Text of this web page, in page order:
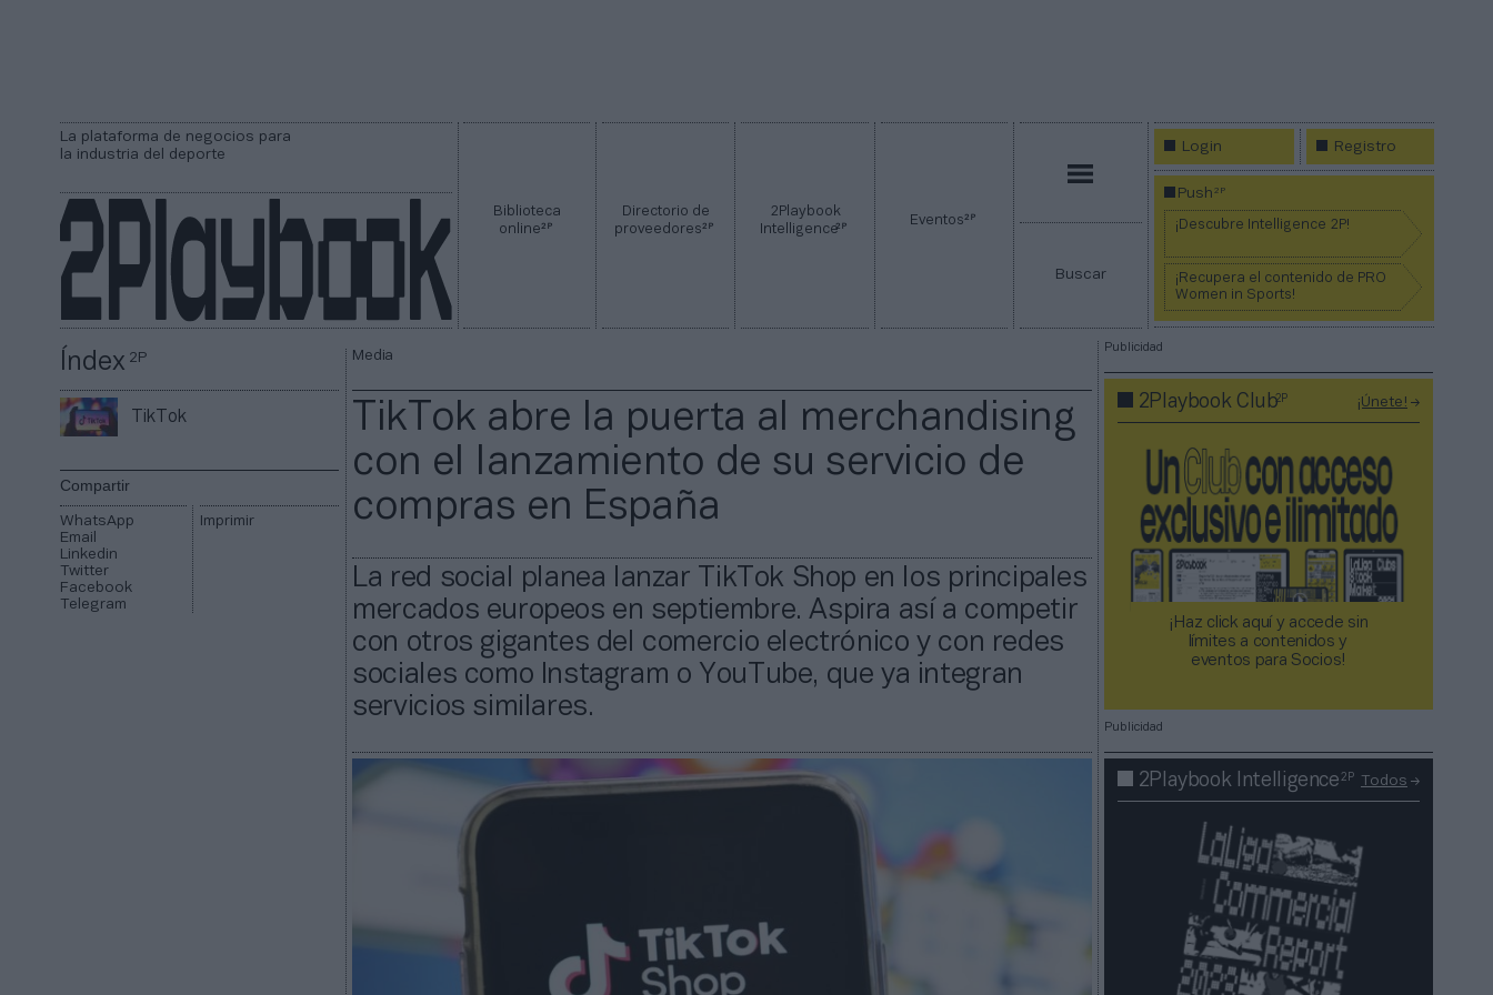
La plataforma de negocios para
la industria del deporte
Biblioteca
online2P
Directorio de
proveedores2P
2Playbook
Intelligence2P Eventos2P
Buscar
Login Registro
Push2P
¡Descubre Intelligence 2P!
¡Recupera el contenido de PRO
Women in Sports!
Índex2P
TikTok
Compartir
WhatsApp
Email
Linkedin
Twitter
Facebook
Telegram
Imprimir
Media
TikTok abre la puerta al merchandising
con el lanzamiento de su servicio de
compras en España
La red social planea lanzar TikTok Shop en los principales
mercados europeos en septiembre. Aspira así a competir
con otros gigantes del comercio electrónico y con redes
sociales como Instagram o YouTube, que ya integran
servicios similares.
Publicidad
2Playbook Club2P ¡Únete!
¡Haz click aquí y accede sin
límites a contenidos y
eventos para Socios!​​​​​​​
Publicidad
2Playbook Intelligence2P Todos